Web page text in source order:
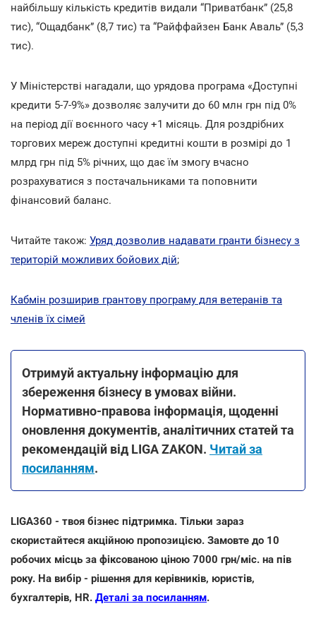
найбільшу кількість кредитів видали “Приватбанк” (25,8
тис), “Ощадбанк” (8,7 тис) та “Райффайзен Банк Аваль” (5,3
тис).
У Міністерстві нагадали, що урядова програма «Доступні
кредити 5-7-9%» дозволяє залучити до 60 млн грн під 0%
на період дії воєнного часу +1 місяць. Для роздрібних
торгових мереж доступні кредитні кошти в розмірі до 1
млрд грн під 5% річних, що дає їм змогу вчасно
розрахуватися з постачальниками та поповнити
фінансовий баланс.
Читайте також: Уряд дозволив надавати гранти бізнесу з
територій можливих бойових дій;
Кабмін розширив грантову програму для ветеранів та
членів їх сімей
Отримуй актуальну інформацію для
збереження бізнесу в умовах війни.
Нормативно-правова інформація, щоденні
оновлення документів, аналітичних статей та
рекомендацій від LIGA ZAKON. Читай за
посиланням.
LIGA360 - твоя бізнес підтримка. Тільки зараз
скористайтеся акційною пропозицією. Замовте до 10
робочих місць за фіксованою ціною 7000 грн/міс. на пів
року. На вибір - рішення для керівників, юристів,
бухгалтерів, HR. Деталі за посиланням.